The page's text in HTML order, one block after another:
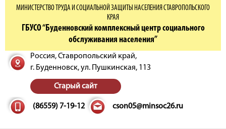
МИНИСТЕРСТВО ТРУДА И СОЦИАЛЬНОЙ ЗАЩИТЫ НАСЕЛЕНИЯ СТАВРОПОЛЬСКОГО
КРАЯ
ГБУСО “Буденновский комплексный центр социального
обслуживания населения”
Россия, Ставропольский край,
г. Буденновск,ул. Пушкинская, 113
Старый сайт
(86559) 7-19-12 cson05@minsoc26.ru